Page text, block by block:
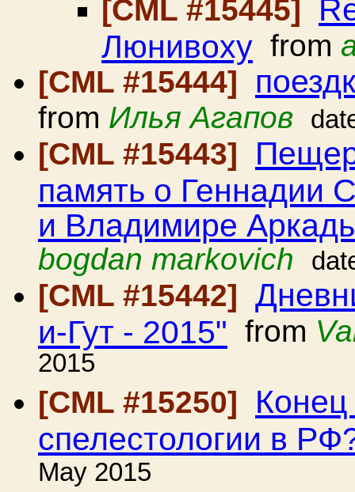
[CML #15445]
Люнивоху from
[CML #15444]
from Илья Агапов
[CML #15443]
память о Геннадии
и Владимире
bogdan markovich
[CML #15442]
и-Гут - 2015" from
2015
[CML #15250]
Конец
спелестологии в
May 2015